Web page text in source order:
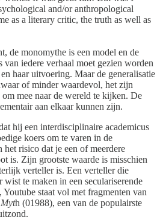
and/or anthropological
as a literary critic, the truth as well as
de monomythe is een model en de
van iedere verhaal moet gezien worden
haar uitvoering. Maar de generalisatie
of minder waardevol, het zijn
mee naar de wereld te kijken. De
aan elkaar kunnen zijn.
hij een interdisciplinaire academicus
koers om te varen in de
risico dat je een of meerdere
is. Zijn grootste waarde is misschien
verteller is. Een verteller die
te maken in een seculariserende
staat vol met fragmenten van
h (01988), een van de populairste